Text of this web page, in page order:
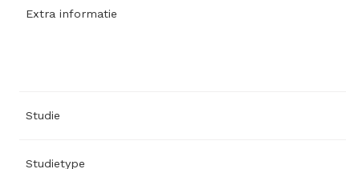
Extra informatie
Studie
Studietype